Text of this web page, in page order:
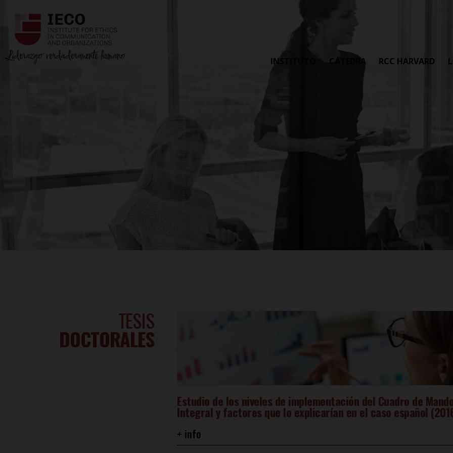
INSTITUTO CÁTEDRA RCC HARVARD
TESIS
DOCTORALES
Estudio de los niveles de implementación del Cuadro de
Integral y factores que lo explicarían en el caso español
+ info